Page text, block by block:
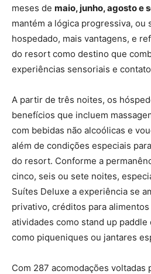
meses de maio, junho, agosto e
mantém a lógica progressiva, ou
hospedado, mais vantagens, e
do resort como destino que
experiências sensoriais e
A partir de três noites, os
benefícios que incluem
com bebidas não alcoólicas e
além de condições especiais
do resort. Conforme a
cinco, seis ou sete noites,
Suítes Deluxe a experiência se
privativo, créditos para
atividades como stand up
como piqueniques ou jantares
Com 287 acomodações voltadas